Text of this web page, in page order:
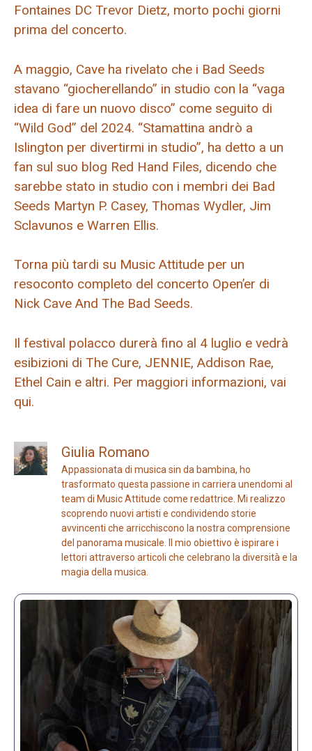
Fontaines DC Trevor Dietz, morto pochi giorni
prima del concerto.
A maggio, Cave ha rivelato che i Bad Seeds
stavano “giocherellando” in studio con la “vaga
idea di fare un nuovo disco” come seguito di
“Wild God” del 2024. “Stamattina andrò a
Islington per divertirmi in studio”, ha detto a un
fan sul suo blog Red Hand Files, dicendo che
sarebbe stato in studio con i membri dei Bad
Seeds Martyn P. Casey, Thomas Wydler, Jim
Sclavunos e Warren Ellis.
Torna più tardi su Music Attitude per un
resoconto completo del concerto Open’er di
Nick Cave And The Bad Seeds.
Il festival polacco durerà fino al 4 luglio e vedrà
esibizioni di The Cure, JENNIE, Addison Rae,
Ethel Cain e altri. Per maggiori informazioni, vai
qui.
Giulia Romano
Appassionata di musica sin da bambina, ho
trasformato questa passione in carriera unendomi al
team di Music Attitude come redattrice. Mi realizzo
scoprendo nuovi artisti e condividendo storie
avvincenti che arricchiscono la nostra comprensione
del panorama musicale. Il mio obiettivo è ispirare i
lettori attraverso articoli che celebrano la diversità e la
magia della musica.